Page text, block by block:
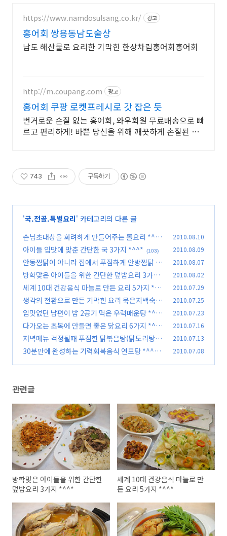
https://www.namdosulsang.co.kr/ 광고
홍어회 쌍용동남도술상
남도 해산물로 요리한 기막힌 한상차림홍어회홍어회
http://m.coupang.com 광고
홍어회 쿠팡 로켓프레시로 갓 잡은 듯
번거로운 손질 없는 홍어회, 와우회원 무료배송으로 빠
르고 편리하게! 바쁜 당신을 위해 깨끗하게 손질된 생
743 구독하기
'국.전골.특별요리' 카테고리의 다른 글
손님초대상을 화려하게 만들어주는 롤요리 *^^*
(87)
2010.08.10
아이들 입맛에 맞춘 간단한 국 3가지 *^^* (103) 2010.08.09
안동찜닭이 아니라 집에서 푸짐하게 안방찜닭 *^
^* (136)
2010.08.07
방학맞은 아이들을 위한 간단한 덮밥요리 3가지
*^^*
(116)
2010.08.02
세계 10대 건강음식 마늘로 만든 요리 5가지 *^^
*
(91)
2010.07.29
생각의 전환으로 만든 기막힌 요리 묵은지백숙 *
^^* (86)
2010.07.25
입맛없던 남편이 밥 2공기 먹은 우럭매운탕 *^^*
(99)
2010.07.23
다가오는 초복에 만들면 좋은 닭요리 6가지 *^^*
(86)
2010.07.16
저녁메뉴 걱정될때 푸짐한 닭볶음탕(닭도리탕)
(167)
2010.07.13
30분만에 완성하는 기력회복음식 연포탕 *^^* 2010.07.08
관련글
방학맞은 아이들을 위한 간단한
덮밥요리 3가지 *^^*
세계 10대 건강음식 마늘로 만
든 요리 5가지 *^^*